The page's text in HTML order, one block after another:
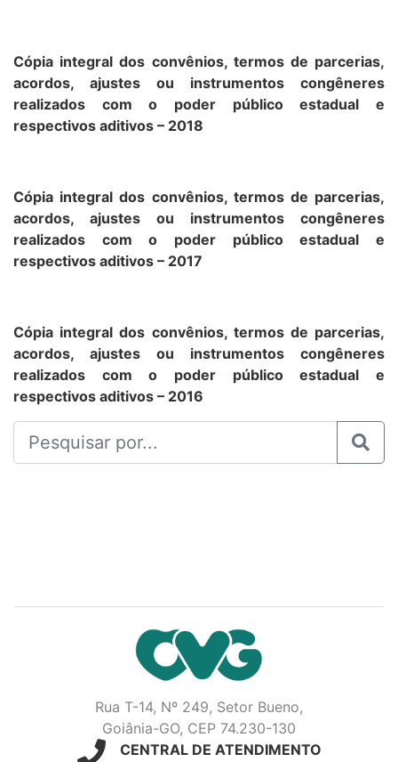
Cópia integral dos convênios, termos de parcerias,
acordos, ajustes ou instrumentos congêneres
realizados com o poder público estadual e
respectivos aditivos – 2018
Cópia integral dos convênios, termos de parcerias,
acordos, ajustes ou instrumentos congêneres
realizados com o poder público estadual e
respectivos aditivos – 2017
Cópia integral dos convênios, termos de parcerias,
acordos, ajustes ou instrumentos congêneres
realizados com o poder público estadual e
respectivos aditivos – 2016
Rua T-14, Nº 249, Setor Bueno,
Goiânia-GO, CEP 74.230-130
CENTRAL DE ATENDIMENTO